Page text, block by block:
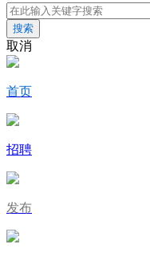
搜索
取消
首页
招聘
发布